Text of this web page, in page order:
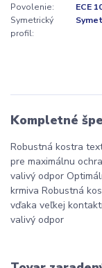
Povolenie:
ECE
Symetrický
profil:
Kompletné
Robustná kostra
pre maximálnu
valivý odpor
krmiva Robustná
vďaka veľkej
valivý odpor